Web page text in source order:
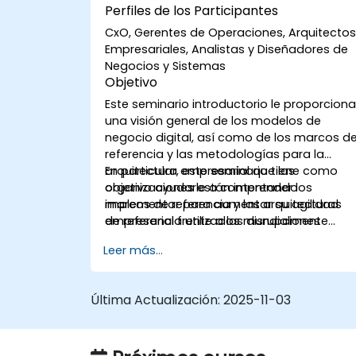
Perfiles de los Participantes
CxO, Gerentes de Operaciones, Arquitectos
Empresariales, Analistas y Diseñadores de
Negocios y Sistemas
Objetivo
Este seminario introductorio le proporciona
una visión general de los modelos de
negocio digital, así como de los marcos de
referencia y las metodologías para la
arquitectura empresarial que las
organizaciones están intentando
implementar para aumentar su agilidad
empresarial frente a las disrupciones
En particular, este seminario tiene como
objetivo ayudarle a comprender los
marcos de referencia y las arquitecturas
de referencia utilizados mundialmente
y las arquitecturas de sistemas TI con el
entorno competitivo cambiante.
Leer más...
Última Actualización: 2025-11-03